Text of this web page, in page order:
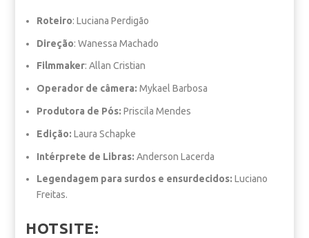
Roteiro: Luciana Perdigão
Direção: Wanessa Machado
Filmmaker: Allan Cristian
Operador de câmera: Mykael Barbosa
Produtora de Pós: Priscila Mendes
Edição: Laura Schapke
Intérprete de Libras: Anderson Lacerda
Legendagem para surdos e ensurdecidos: Luciano
Freitas.
HOTSITE: